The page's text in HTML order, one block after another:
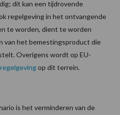
dit kan een tijdrovende
regelgeving in het ontvangende
te worden, dient te worden
van het bemestingsproduct die
Overigens wordt op EU-
op dit terrein.
is het verminderen van de